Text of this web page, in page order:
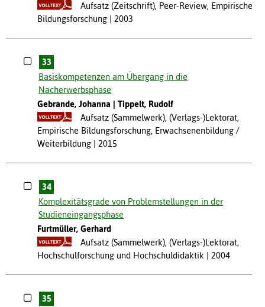
Aufsatz (Zeitschrift), Peer-Review, Empirische
Bildungsforschung
2003
33
Basiskompetenzen am Übergang in die
Nacherwerbsphase
Gebrande, Johanna
Tippelt, Rudolf
Aufsatz (Sammelwerk), (Verlags-)Lektorat,
Empirische Bildungsforschung, Erwachsenenbildung /
Weiterbildung
2015
34
Komplexitätsgrade von Problemstellungen in der
Studieneingangsphase
Furtmüller, Gerhard
Aufsatz (Sammelwerk), (Verlags-)Lektorat,
Hochschulforschung und Hochschuldidaktik
2004
35